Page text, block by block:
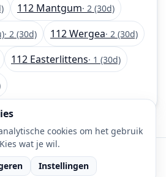
112 Mantgum· 2 (30d)
· 2 (30d) 112 Wergea· 2 (30d)
112 Easterlittens· 1 (30d)
• 112 meldingen is onderdeel
van DaLec.
cookies om het gebruik
wat je wil.
Instellingen